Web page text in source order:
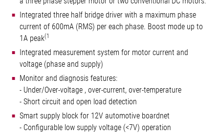
Integrated three half bridge driver with a maximum phase
current of 600mA (RMS) per each phase. Boost mode up to
1A peak(1
Integrated measurement system for motor current and
voltage (phase and supply)
Monitor and diagnosis features:
- Under/Over-voltage , over-current, over-temperature
- Short circuit and open load detection
Smart supply block for 12V automotive boardnet
- Configurable low supply voltage (<7V) operation